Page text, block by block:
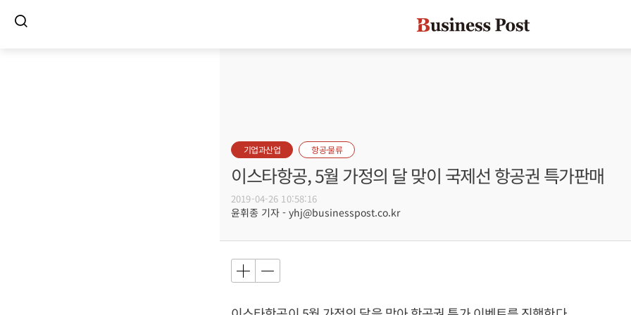
기업과산업 항공·물류
이스타항공, 5월 가정의 달 맞이 국제선 항공권 특가판매
2019-04-26 10:58:16
윤휘종 기자 - yhj@businesspost.co.kr